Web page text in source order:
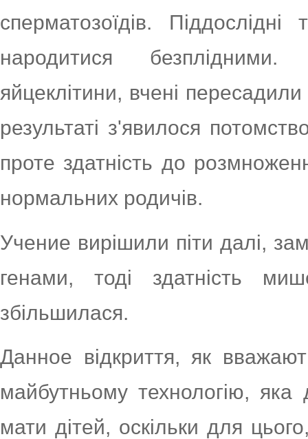
сперматозоїдів.
народитися
яйцеклітини, вчені
результаті з'явилося
проте здатність до
нормальних родичів.
Учение вирішили піти далі,
генами, тоді здатність
збільшилася.
Данное відкриття, як
майбутньому технологію, яка
мати дітей, оскільки для